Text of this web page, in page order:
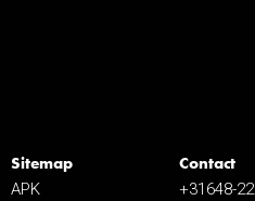
Sitemap
APK
Contact
+31648-